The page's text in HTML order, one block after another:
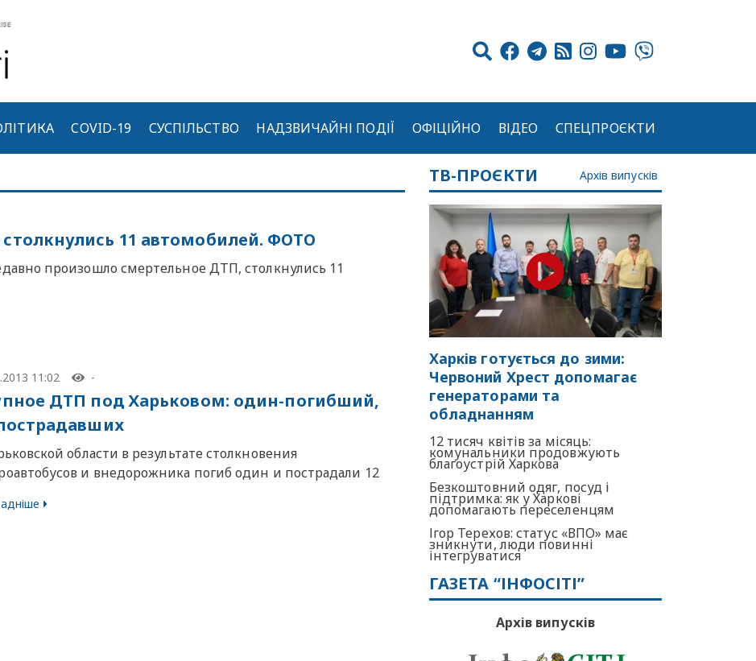
COVID-19 СУСПІЛЬСТВО НАДЗВИЧАЙНІ ПОДІЇ ОФІЦІЙНО ВІДЕО СПЕЦПРОЄКТИ
11 автомобилей. ФОТО
произошло смертельное ДТП, столкнулись 11
11:02 -
ДТП под Харьковом: один-погибший,
области в результате столкновения
и внедорожника погиб один и пострадали 12
ТВ-ПРОЄКТИ Архів випусків
Харків готується до зими:
Червоний Хрест допомагає
генераторами та
обладнанням
12 тисяч квітів за місяць:
комунальники продовжують
благоустрій Харкова
Безкоштовний одяг, посуд і
підтримка: як у Харкові
допомагають переселенцям
Ігор Терехов: статус «ВПО» має
зникнути, люди повинні
інтегруватися
ГАЗЕТА “ІНФОСІТІ”
Архів випусків